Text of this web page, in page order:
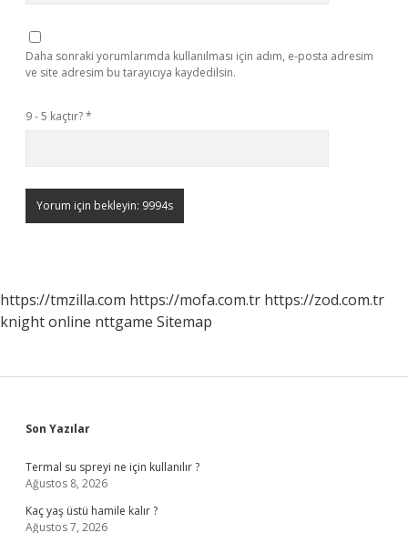
Daha sonraki yorumlarımda kullanılması için adım, e-posta adresim
ve site adresim bu tarayıcıya kaydedilsin.
9 - 5 kaçtır?*
https://tmzilla.com https://mofa.com.tr https://zod.com.tr
knight online nttgame Sitemap
Sidebar
Son Yazılar
Termal su spreyi ne için kullanılır ?
Ağustos 8, 2026
Kaç yaş üstü hamile kalır ?
Ağustos 7, 2026